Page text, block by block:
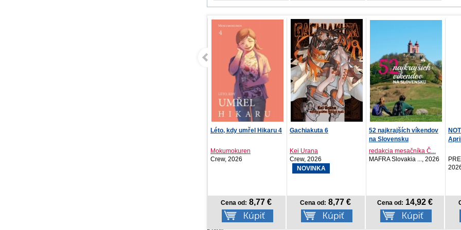
Gachiakuta 6
Kei Urana
Crew, 2026
Cena od: 8,77 €
52 najkrajších víkendov
redakcia mesačníka Č...
MAFRA Slovakia ..., 2026
Cena od:14,92 €
NOTIQUE Vreckový diár
Aprint Top 2027, č...
PRESCOGROUP SK,
Cena od: 4,17 €